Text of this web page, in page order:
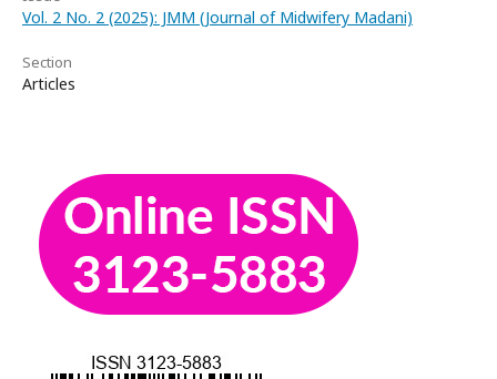
Vol. 2 No. 2 (2025): JMM (Journal of Midwifery Madani)
Section
Articles